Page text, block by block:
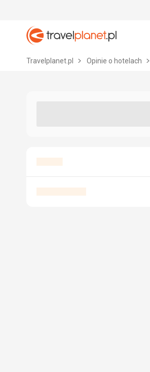
Travelplanet.pl
Travelplanet.pl Opinie o hotelach